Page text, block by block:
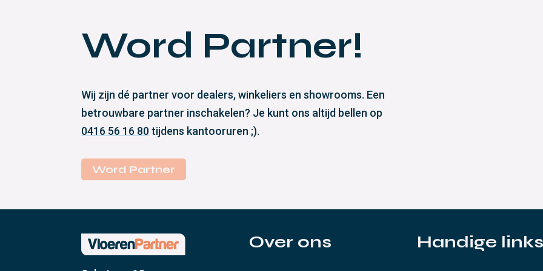
Word Partner!
Wij zijn dé partner voor dealers, winkeliers en showrooms. Een
betrouwbare partner inschakelen? Je kunt ons altijd bellen op
0416 56 16 80tijdens kantooruren ;).
Word Partner
Over ons Handige links